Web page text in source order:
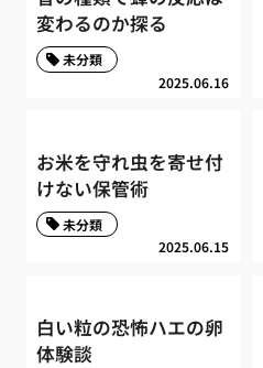
変わるのか探る
2025.06.16
未分類
お米を守れ虫を寄せ付
けない保管術
2025.06.15
未分類
白い粒の恐怖ハエの卵
体験談